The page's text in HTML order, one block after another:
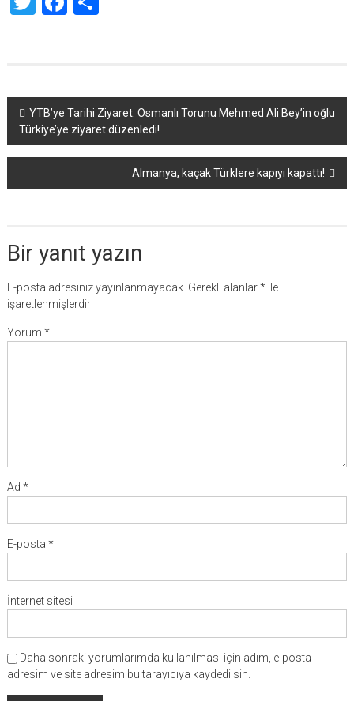
Yazı
dolaşımı
YTB’ye Tarihi Ziyaret: Osmanlı Torunu Mehmed Ali Bey’in oğlu
Türkiye’ye ziyaret düzenledi!
Almanya, kaçak Türklere kapıyı kapattı!
Bir yanıt yazın
E-posta adresiniz yayınlanmayacak. Gerekli alanlar*ile
işaretlenmişlerdir
Yorum *
Ad *
E-posta *
İnternet sitesi
Daha sonraki yorumlarımda kullanılması için adım, e-posta
adresim ve site adresim bu tarayıcıya kaydedilsin.